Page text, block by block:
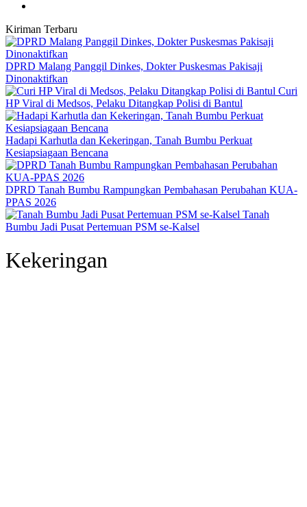
Kiriman Terbaru
DPRD Malang Panggil Dinkes, Dokter Puskesmas Pakisaji
Dinonaktifkan
Curi
HP Viral di Medsos, Pelaku Ditangkap Polisi di Bantul
Hadapi Karhutla dan Kekeringan, Tanah Bumbu Perkuat
Kesiapsiagaan Bencana
DPRD Tanah Bumbu Rampungkan Pembahasan Perubahan KUA-
PPAS 2026
Tanah
Bumbu Jadi Pusat Pertemuan PSM se-Kalsel
Kekeringan